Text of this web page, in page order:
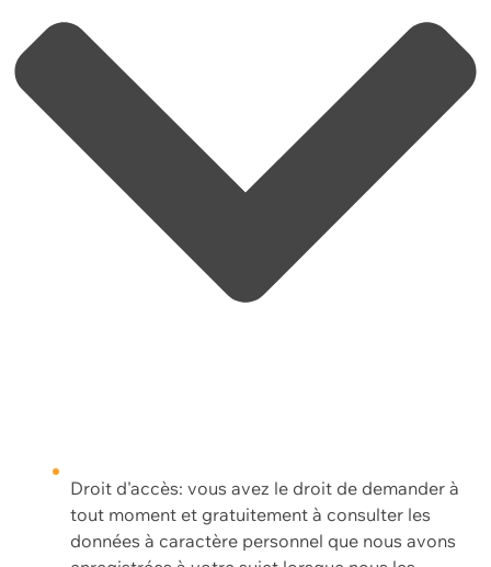
Droit d'accès: vous avez le droit de demander à
tout moment et gratuitement à consulter les
données à caractère personnel que nous avons